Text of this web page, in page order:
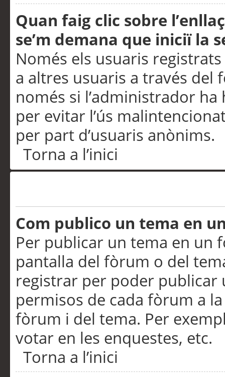
Quan faig clic sobre
se’m demana que iniciï la
Només els usuaris
a altres usuaris a través
només si l’administrador
per evitar l’ús
per part d’usuaris anònims.
Torna a l’inici
Com publico un tema en
Per publicar un tema en un
pantalla del fòrum o del
registrar per poder publicar
permisos de cada fòrum a
fòrum i del tema. Per
votar en les enquestes, etc.
Torna a l’inici